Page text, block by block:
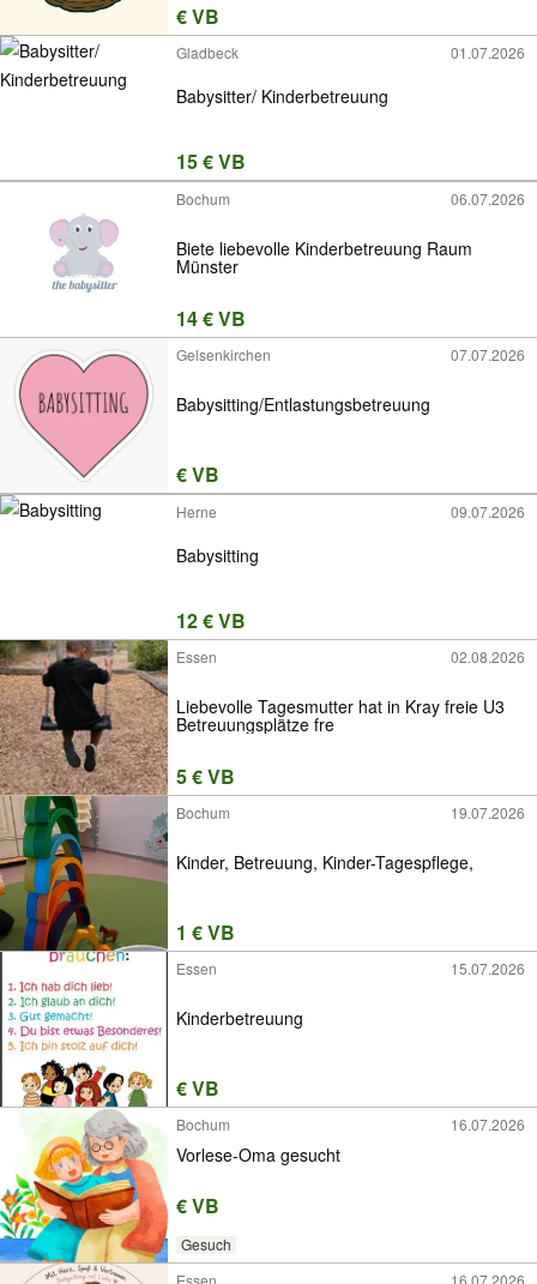
€ VB
Gladbeck 01.07.2026
Babysitter/ Kinderbetreuung
15 € VB
Bochum 06.07.2026
Biete liebevolle Kinderbetreuung Raum
Münster
14 € VB
Gelsenkirchen 07.07.2026
Babysitting/Entlastungsbetreuung
€ VB
Herne 09.07.2026
Babysitting
12 € VB
Essen 02.08.2026
Liebevolle Tagesmutter hat in Kray freie U3
Betreuungsplätze fre
5 € VB
Bochum 19.07.2026
Kinder, Betreuung, Kinder-Tagespflege,
1 € VB
Essen 15.07.2026
Kinderbetreuung
€ VB
Bochum 16.07.2026
Vorlese-Oma gesucht
€ VB
Gesuch
Essen
16.07.2026